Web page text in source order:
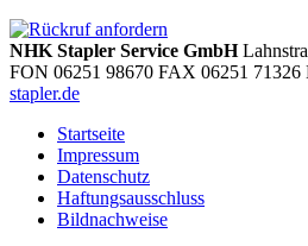
NHK Stapler Service GmbH
FON 06251 98670 FAX 06251 71326
stapler.de
Startseite
Impressum
Datenschutz
Haftungsausschluss
Bildnachweise